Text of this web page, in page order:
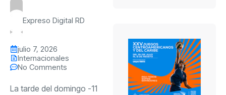
Expreso Digital RD
julio 7, 2026
Internacionales
No Comments
La tarde del domingo -11